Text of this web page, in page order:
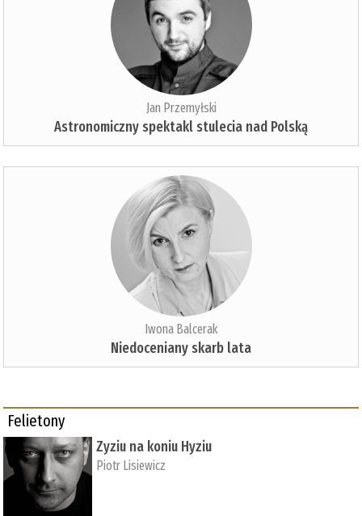
Jan Przemyłski
Astronomiczny spektakl stulecia nad Polską
Iwona Balcerak
Niedoceniany skarb lata
Felietony
Zyziu na koniu Hyziu
Piotr Lisiewicz